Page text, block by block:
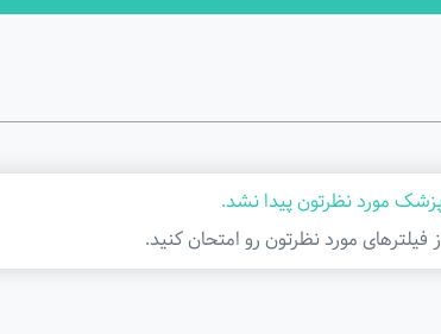
مورد نظرتون پیدا نشد.
فیلتر‌های مورد نظرتون رو امتحان کنید.